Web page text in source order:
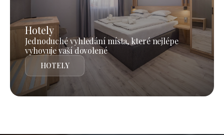
Hotely
Jednoduché vyhledání místa, které nejlépe
vyhovuje vaší dovolené
HOTELY